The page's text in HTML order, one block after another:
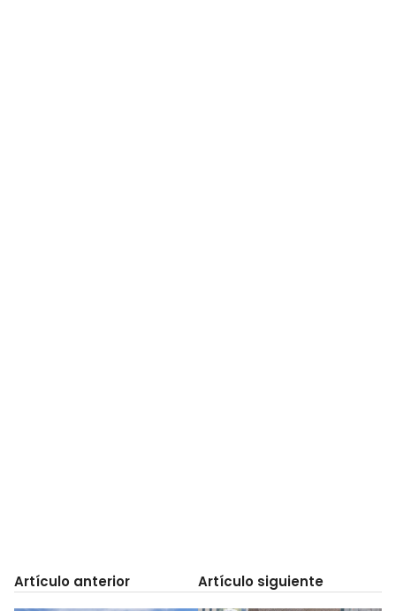
Artículo anterior Artículo siguiente